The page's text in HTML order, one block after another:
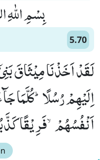
بِسْمِ
5.70
لَقَدْ اَخَذْنَا مِیْثَاقَ
اِلَیْهِمْ رُسُلًاؕ-كُلَّمَا
اَنْفُسُهُمْۙ-فَرِیْقًا